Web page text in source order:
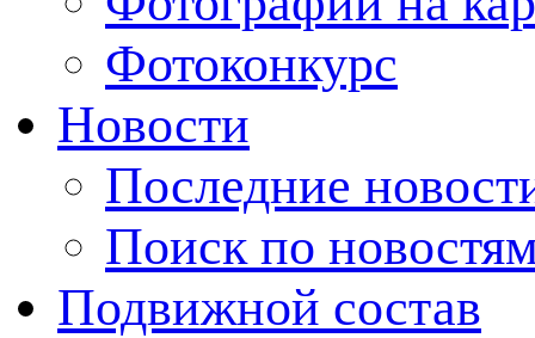
Фотоконкурс
Новости
Последние
Поиск по
Подвижной состав